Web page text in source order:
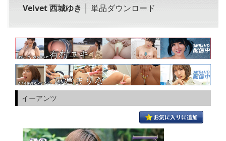
Velvet 西城ゆき │ 単品ダウンロード
イーアンツ